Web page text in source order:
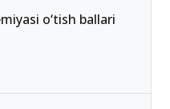
o‘tish ballari